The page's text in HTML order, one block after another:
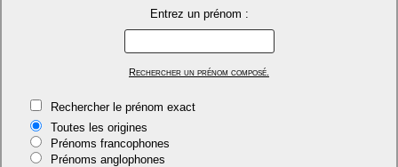
Entrez un prénom :
Rechercher un prénom composé.
Rechercher le prénom exact
Toutes les origines
Prénoms francophones
Prénoms anglophones